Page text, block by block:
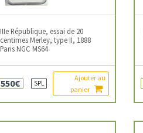
IIIe République, essai de 20
centimes Merley, type II, 1888
Paris NGC MS64
550€ SPL
Ajouter au
panier